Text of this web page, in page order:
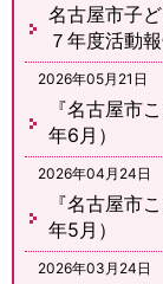
名古屋市子
７年度活動
2026年05月21日
『名古屋市
年6月）
2026年04月24日
『名古屋市
年5月）
2026年03月24日